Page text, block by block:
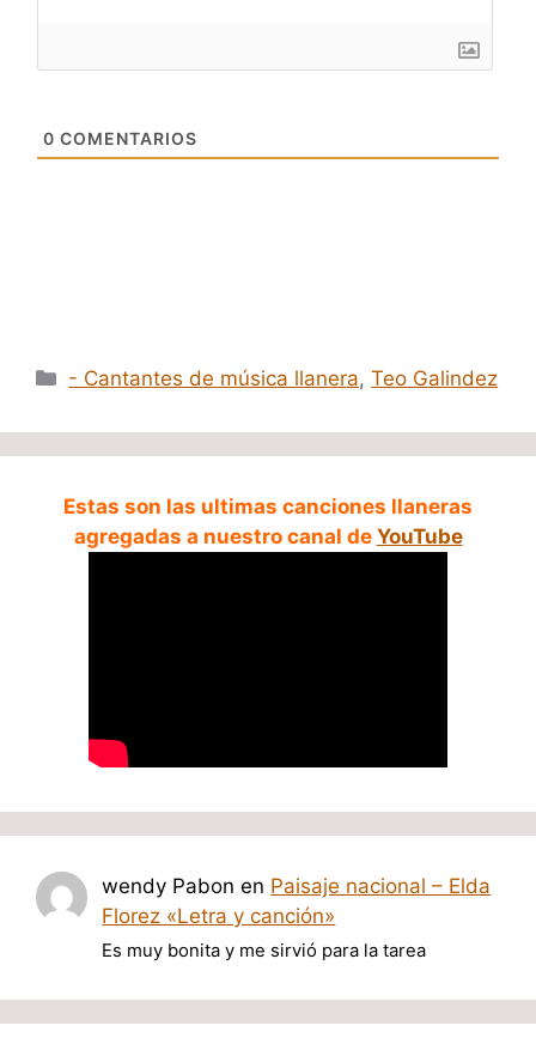
0 COMENTARIOS
Categorías
- Cantantes de música llanera,Teo Galindez
Estas son las ultimas canciones llaneras
agregadas a nuestro canal de YouTube
wendy Pabon en Paisaje nacional – Elda
Florez «Letra y canción»
Es muy bonita y me sirvió para la tarea